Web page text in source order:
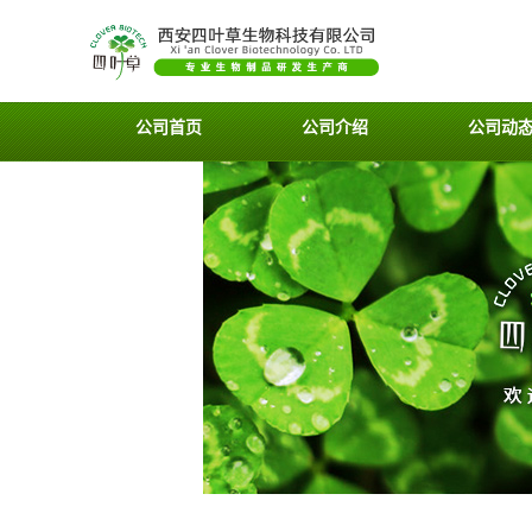
公司首页 公司介绍 公司动